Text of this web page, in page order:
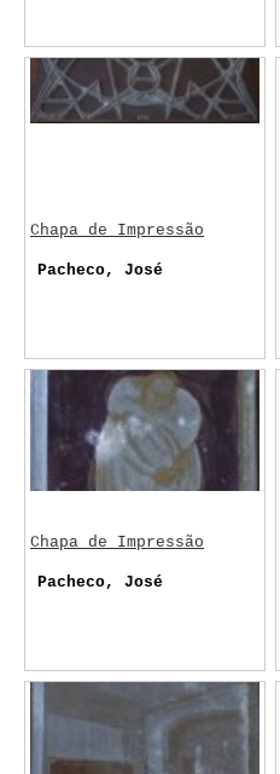
Chapa de Impressão
Pacheco, José
Chapa de Impressão
Pacheco, José